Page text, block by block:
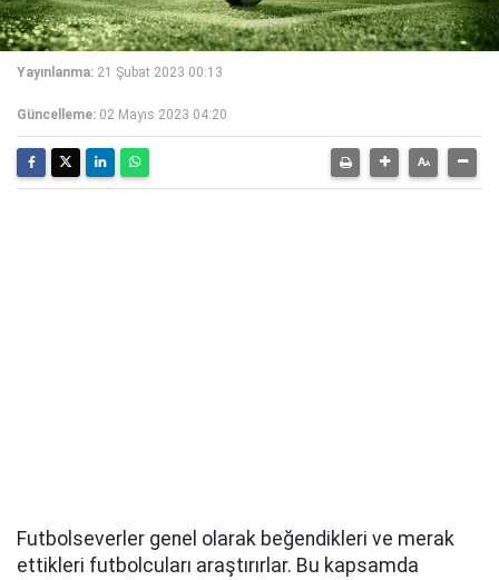
Yayınlanma: 21 Şubat 2023 00:13
Güncelleme: 02 Mayıs 2023 04:20
Futbolseverler genel olarak beğendikleri ve merak
ettikleri futbolcuları araştırırlar. Bu kapsamda